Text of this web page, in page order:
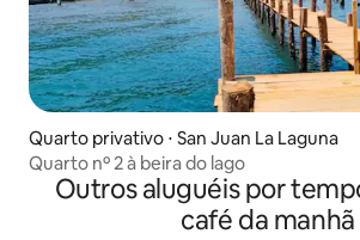
Quarto privativo ⋅ San Juan La Laguna
Quarto nº 2 à beira do lago
Outros aluguéis por
café da manhã